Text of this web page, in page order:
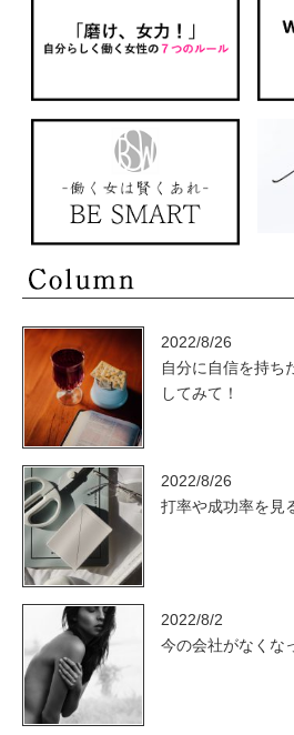
2022/8/26
自分に自信を持ち
してみて！
2022/8/26
打率や成功率を見
2022/8/2
今の会社がなくな